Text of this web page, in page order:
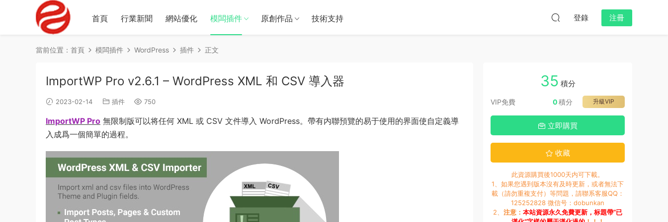
首頁 行業新聞 網站優化 模闆插件 原創作品 技術支持 登錄 注冊
當前位置： 首頁 模闆插件 WordPress 插件 正文
ImportWP Pro v2.6.1 – WordPress XML 和 CSV 導入器
2023-02-14 插件 750
ImportWP Pro 無限制版可以将任何 XML 或 CSV 文件導入 WordPress。帶有内聯預覽的易于使用的界面使自定義導
入成爲一個簡單的過程。
35 積分
VIP免費 升級VIP
0積分
立即購買
收藏
此資源購買後1000天内可下載。
1、如果您遇到版本沒有及時更新，或者無法下
載（請勿重複支付）等問題，請聯系客服QQ：
125252828 微信号：dobunkan
2、 注意： 本站資源永久免費更新，标題帶“已